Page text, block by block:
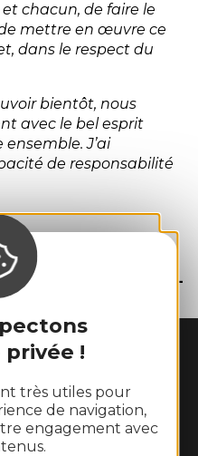
!
très utiles pour
de navigation,
engagement avec
chacun, de faire le
mettre en œuvre ce
dans le respect du
bientôt, nous
avec le bel esprit
J’ai
de responsabilité
Tony BEDEL
DE MOSTUÉJOULS
65 62 60 43